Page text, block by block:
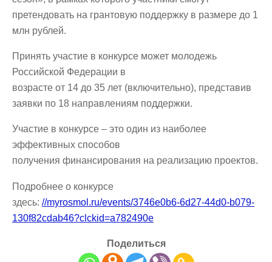
претендовать на грантовую поддержку в размере до 1
млн рублей.
Принять участие в конкурсе может молодежь
Российской Федерации в
возрасте от 14 до 35 лет (включительно), представив
заявки по 18 направлениям поддержки.
Участие в конкурсе – это один из наиболее
эффективных способов
получения финансирования на реализацию проектов.
Подробнее о конкурсе
здесь: //myrosmol.ru/events/3746e0b6-6d27-44d0-b079-
130f82cdab46?clckid=a782490e
Поделиться